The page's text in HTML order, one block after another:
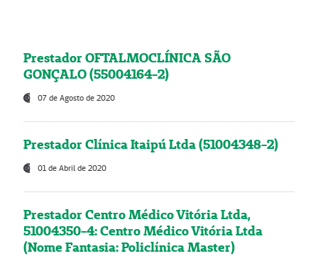
Prestador OFTALMOCLÍNICA SÃO
GONÇALO (55004164-2)
07 de Agosto de 2020
Prestador Clínica Itaipú Ltda (51004348-2)
01 de Abril de 2020
Prestador Centro Médico Vitória Ltda,
51004350-4: Centro Médico Vitória Ltda
(Nome Fantasia: Policlínica Master)